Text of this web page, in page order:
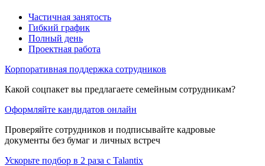
Частичная занятость
Гибкий график
Полный день
Проектная работа
Корпоративная поддержка сотрудников
Какой соцпакет вы предлагаете семейным сотрудникам?
Оформляйте кандидатов онлайн
Проверяйте сотрудников и подписывайте кадровые
документы без бумаг и личных встреч
Ускорьте подбор в 2 раза с Talantix